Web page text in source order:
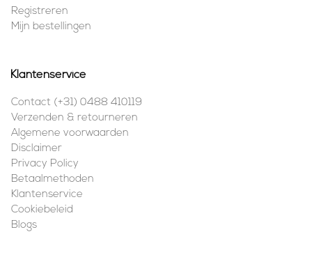
Registreren
Mijn bestellingen
Klantenservice
Contact (+31) 0488 410119
Verzenden & retourneren
Algemene voorwaarden
Disclaimer
Privacy Policy
Betaalmethoden
Klantenservice
Cookiebeleid
Blogs